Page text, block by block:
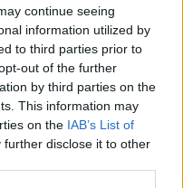
continue seeing
information utilized by
to third parties prior to
out of the further
by third parties on the
This information may
on the IAB’s List of
further disclose it to other
így arborétumokkal
többet felkeresni.
várja a
a 160 éves